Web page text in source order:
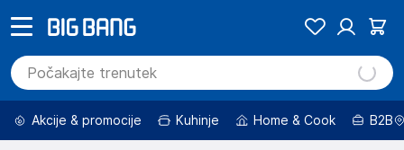
Akcije & promocije Kuhinje Home & Cook B2B